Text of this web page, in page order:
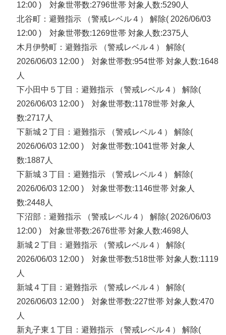
12:00 ) 対象世帯数:2796世帯 対象人数:5290人
北谷町：避難指示 （警戒レベル４） 解除( 2026/06/03
12:00 ) 対象世帯数:1269世帯 対象人数:2375人
木月伊勢町：避難指示 （警戒レベル４） 解除(
2026/06/03 12:00 ) 対象世帯数:954世帯 対象人数:1648
人
下小田中５丁目：避難指示 （警戒レベル４） 解除(
2026/06/03 12:00 ) 対象世帯数:1178世帯 対象人
数:2717人
下新城２丁目：避難指示 （警戒レベル４） 解除(
2026/06/03 12:00 ) 対象世帯数:1041世帯 対象人
数:1887人
下新城３丁目：避難指示 （警戒レベル４） 解除(
2026/06/03 12:00 ) 対象世帯数:1146世帯 対象人
数:2448人
下沼部：避難指示 （警戒レベル４） 解除( 2026/06/03
12:00 ) 対象世帯数:2676世帯 対象人数:4698人
新城２丁目：避難指示 （警戒レベル４） 解除(
2026/06/03 12:00 ) 対象世帯数:518世帯 対象人数:1119
人
新城４丁目：避難指示 （警戒レベル４） 解除(
2026/06/03 12:00 ) 対象世帯数:227世帯 対象人数:470
人
新丸子東１丁目：避難指示 （警戒レベル４） 解除(